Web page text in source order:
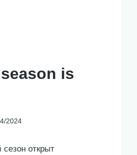
is
2024
сезон открыт